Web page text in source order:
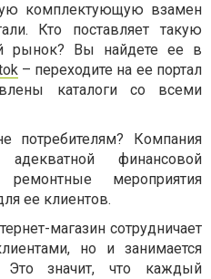
комплектующую взамен
Кто поставляет такую
рынок? Вы найдете ее в
– переходите на ее портал
каталоги со всеми
Компания
финансовой
мероприятия
ее клиентов.
магазин сотрудничает
но и занимается
Это значит, что каждый